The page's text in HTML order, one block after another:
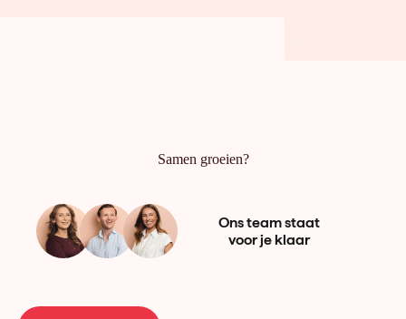
Samen groeien?
Ons team staat
voor je klaar